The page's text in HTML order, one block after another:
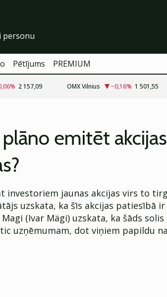
Pētījums PREMIUM
% 2 157,09 OMX Vilnius −0,16% 1 501,55
emitēt
investoriem jaunas akcijas virs to
uzskata, ka šīs akcijas patiesībā
(Ivar Mägi) uzskata, ka šāds
uzņēmumam, dot viņiem papildu